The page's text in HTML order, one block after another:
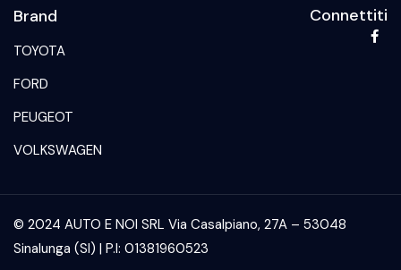
Brand
TOYOTA
FORD
PEUGEOT
VOLKSWAGEN
Connettiti
© 2024 AUTO E NOI SRL Via Casalpiano, 27A – 53048
Sinalunga (SI) | P.I: 01381960523